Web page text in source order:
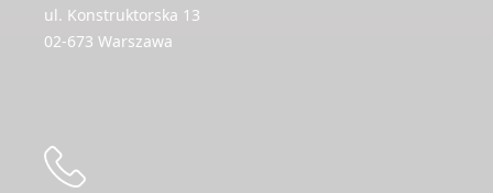
ul. Konstruktorska 13
02-673 Warszawa